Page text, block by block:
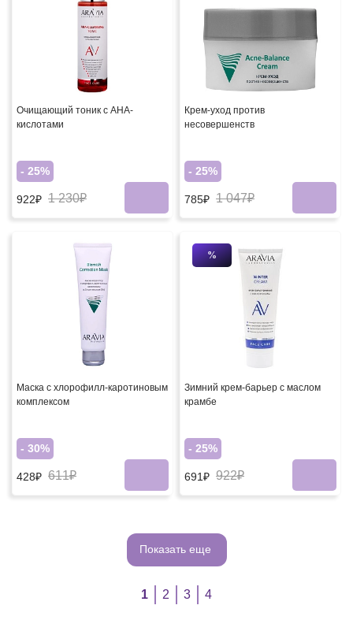
Очищающий тоник с AHA-
кислотами
- 25%
922₽ 1 230₽
Крем-уход против
несовершенств
- 25%
785₽ 1 047₽
Маска с хлорофилл-каротиновым
комплексом
- 30%
428₽ 611₽
%
Зимний крем-барьер c маслом
крамбе
- 25%
691₽ 922₽
Показать еще
1 2 3 4